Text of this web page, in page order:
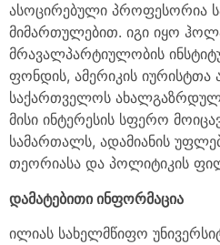
ასოცირებული პროფესორია
მიმართულებით. იგი იყო
მრავალპარტიულობის
ფონდის, ამერიკის იურისტთა
საქართველოს
მისი ინტერესის სფერო
სამართალს, ადამიანის
თეორიასა და პოლიტიკის
დამატებითი ინფორმაცია
ილიას სახელმწიფო